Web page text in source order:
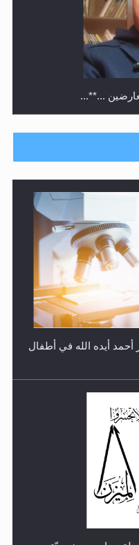
4...
إرساء الأمن
تساوي نصف ديّة
الاصطناعية) والأظافر